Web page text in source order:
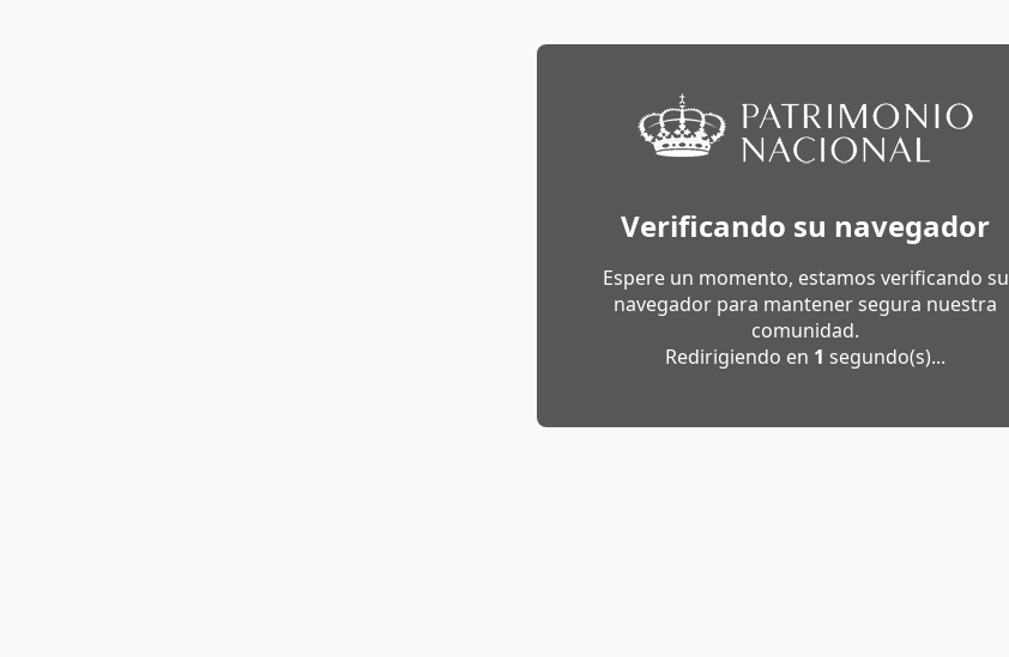
Verificando su navegador
Espere un momento, estamos verificando su
navegador para mantener segura nuestra
comunidad.
Redirigiendo en 1 segundo(s)...